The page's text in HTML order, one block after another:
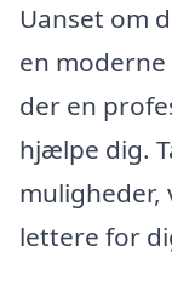
Uanset om
en
der en
hjælpe dig.
muligheder,
lettere for